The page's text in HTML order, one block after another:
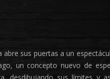
sus puertas a un
un concepto nuevo de